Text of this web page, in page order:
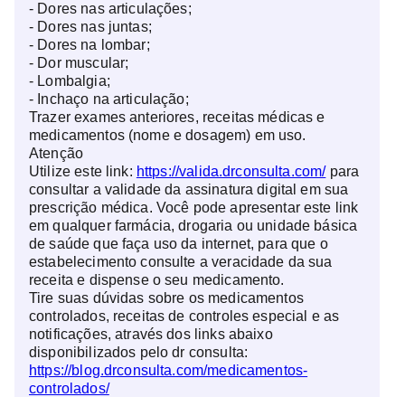
- Dores nas articulações;
- Dores nas juntas;
- Dores na lombar;
- Dor muscular;
- Lombalgia;
- Inchaço na articulação;
Trazer exames anteriores, receitas médicas e
medicamentos (nome e dosagem) em uso.
Atenção
Utilize este link: https://valida.drconsulta.com/para
consultar a validade da assinatura digital em sua
prescrição médica. Você pode apresentar este link
em qualquer farmácia, drogaria ou unidade básica
de saúde que faça uso da internet, para que o
estabelecimento consulte a veracidade da sua
receita e dispense o seu medicamento.
Tire suas dúvidas sobre os medicamentos
controlados, receitas de controles especial e as
notificações, através dos links abaixo
disponibilizados pelo dr consulta:
https://blog.drconsulta.com/medicamentos-
controlados/